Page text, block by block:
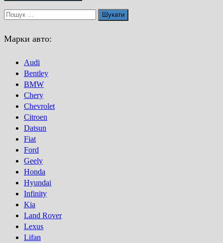
Пошук:
Марки авто:
Audi
Bentley
BMW
Chery
Chevrolet
Citroen
Datsun
Fiat
Ford
Geely
Honda
Hyundai
Infinity
Kia
Land Rover
Lexus
Lifan